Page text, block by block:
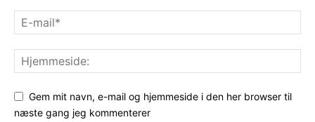
Gem mit navn, e-mail og hjemmeside i den her browser til
næste gang jeg kommenterer